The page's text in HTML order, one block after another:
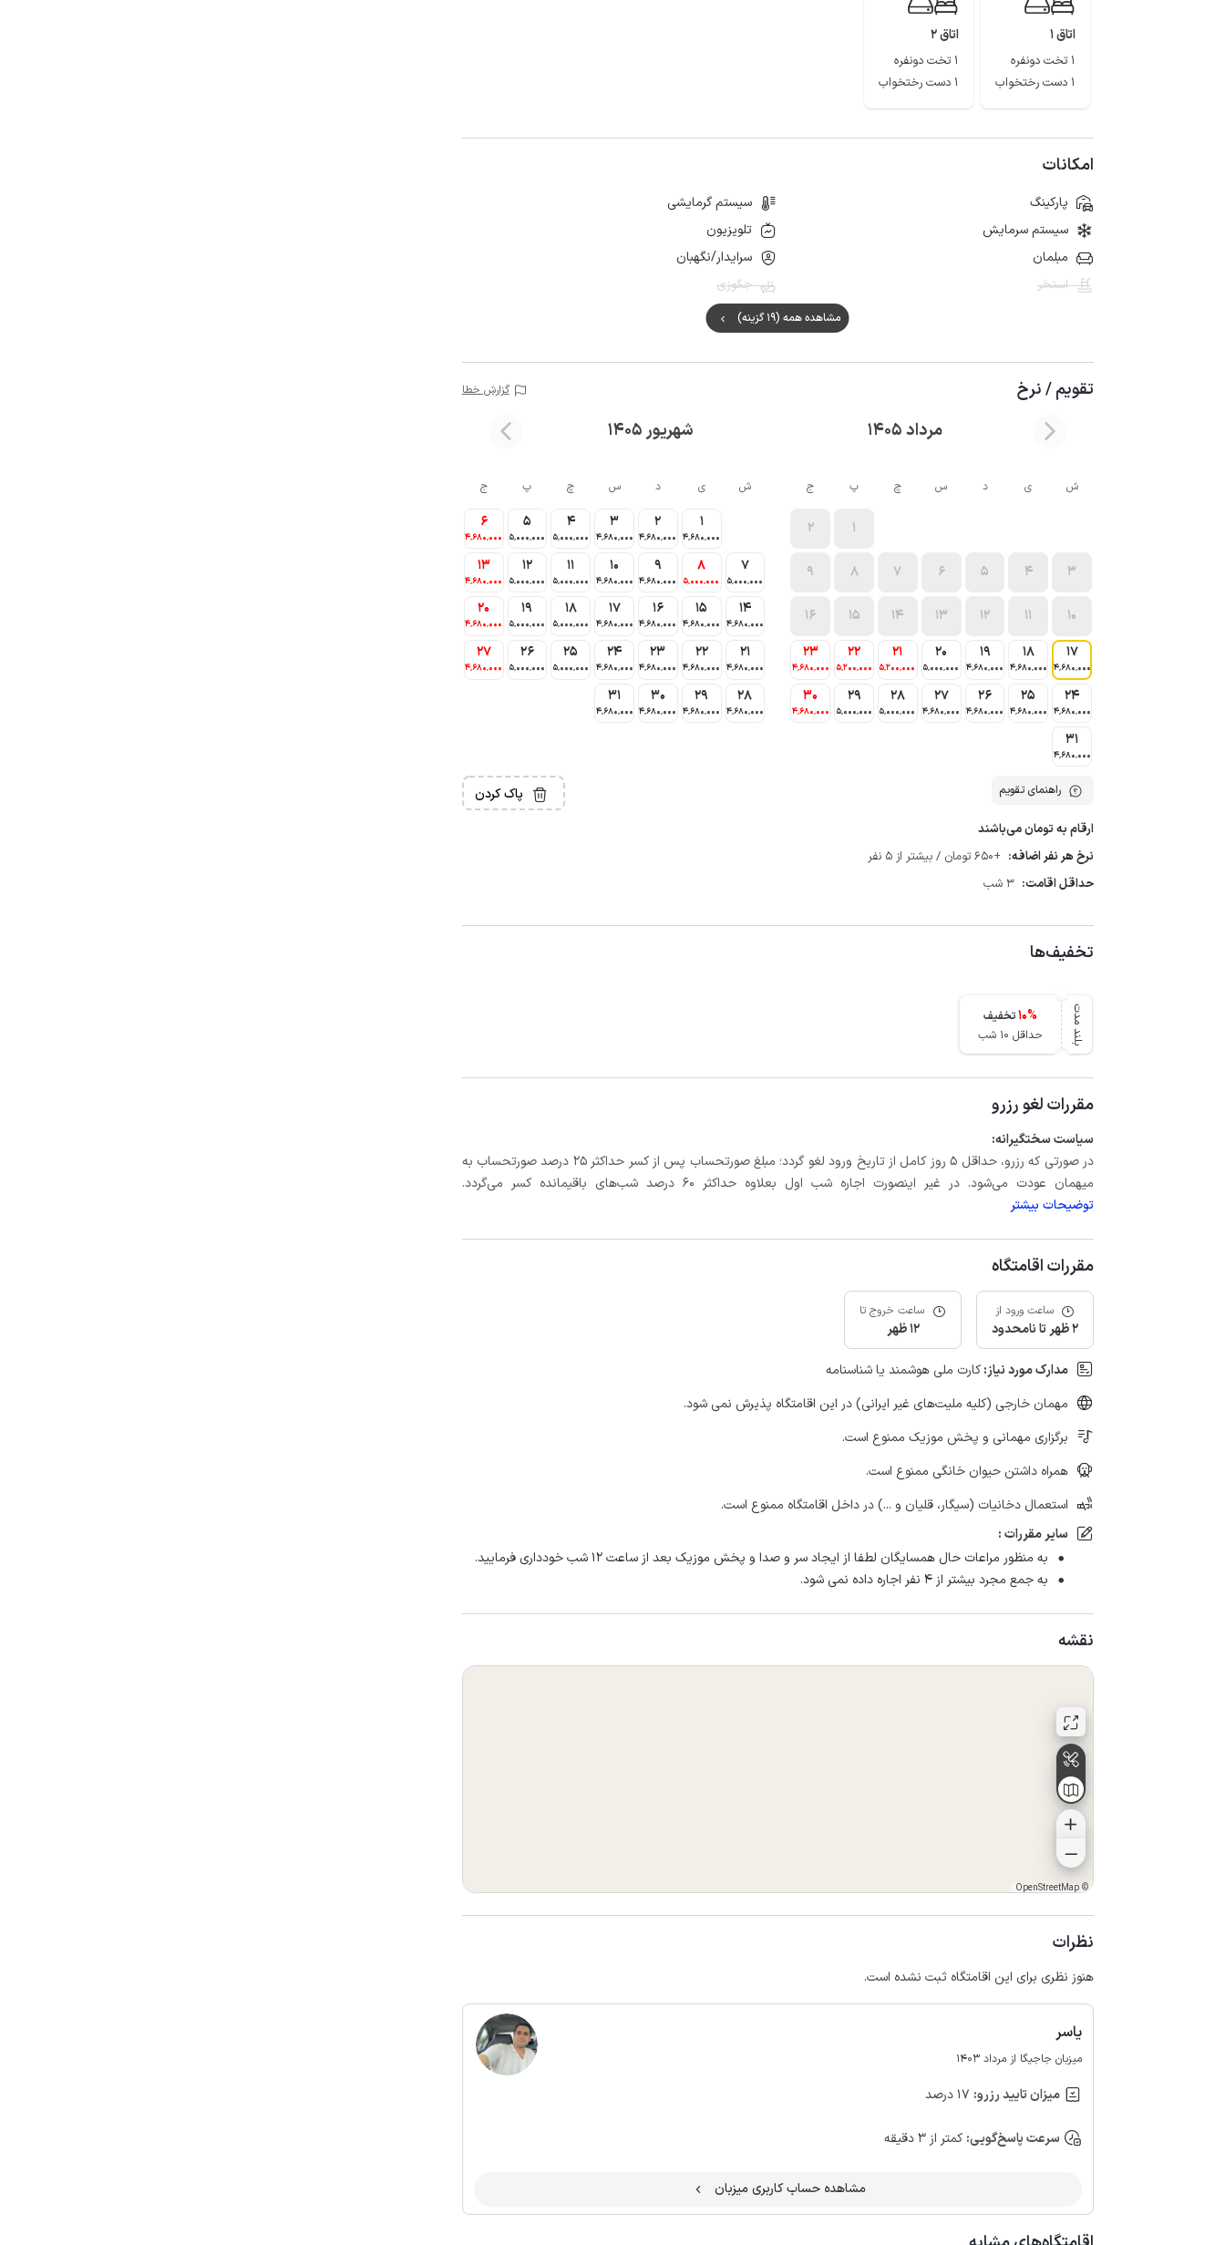
اتاق 1
1 تخت دونفره
1 دست رختخواب
اتاق 2
1 تخت دونفره
1 دست رختخواب
امکانات
پارکینگ
سیستم گرمایشی
سیستم سرمایش
تلویزیون
مبلمان
سرایدار/نگهبان
استخر
جکوزی
مشاهده همه (19 گزینه)
تقویم / نرخ گزارش خطا
مرداد 1405 شهریور 1405
ش ی د س چ پ ج
1
2
3
4
5
6
7
8
9
10
11
12
13
14
15
16
17
4٬680٬000
18
4٬680٬000
19
4٬680٬000
20
5٬000٬000
21
5٬200٬000
22
5٬200٬000
23
4٬680٬000
24
4٬680٬000
25
4٬680٬000
26
4٬680٬000
27
4٬680٬000
28
5٬000٬000
29
5٬000٬000
30
4٬680٬000
31
4٬680٬000
ش ی د س چ پ ج
1
4٬680٬000
2
4٬680٬000
3
4٬680٬000
4
5٬000٬000
5
5٬000٬000
6
4٬680٬000
7
5٬000٬000
8
5٬000٬000
9
4٬680٬000
10
4٬680٬000
11
5٬000٬000
12
5٬000٬000
13
4٬680٬000
14
4٬680٬000
15
4٬680٬000
16
4٬680٬000
17
4٬680٬000
18
5٬000٬000
19
5٬000٬000
20
4٬680٬000
21
4٬680٬000
22
4٬680٬000
23
4٬680٬000
24
4٬680٬000
25
5٬000٬000
26
5٬000٬000
27
4٬680٬000
28
4٬680٬000
29
4٬680٬000
30
4٬680٬000
31
4٬680٬000
راهنمای تقویم پاک کردن
ارقام به تومان می‌باشند
نرخ هر نفر اضافه: +650 تومان / بیشتر از 5 نفر
حداقل اقامت: 3 شب
تخفیف‌ها
بلند مدت 10%
تخفیف
حداقل 10 شب
مقررات لغو رزرو
سیاست سختگیرانه:
در صورتی که رزرو، حداقل 5 روز کامل از تاریخ ورود لغو گردد؛ مبلغ صورتحساب پس از کسر حداکثر 25 درصد صورتحساب به
میهمان عودت می‌شود. در غیر اینصورت اجاره شب اول بعلاوه حداکثر 60 درصد شب‌های باقیمانده کسر می‌گردد.
توضیحات بیشتر
مقررات اقامتگاه
ساعت ورود از
2 ظهر تا نامحدود
ساعت خروج تا
12 ظهر
مدارک مورد نیاز:کارت ملی هوشمند یا شناسنامه
مهمان خارجی (کلیه ملیت‌های غیر ایرانی) در این اقامتگاه پذیرش نمی شود.
برگزاری مهمانی و پخش موزیک ممنوع است.
همراه داشتن حیوان خانگی ممنوع است.
استعمال دخانیات (سیگار، قلیان و ...) در داخل اقامتگاه ممنوع است.
سایر مقررات :
به منظور مراعات حال همسایگان لطفا از ایجاد سر و صدا و پخش موزیک بعد از ساعت ۱۲ شب خودداری فرمایید.
به جمع مجرد بیشتر از ۴ نفر اجاره داده نمی شود.
نقشه
©
OpenStreetMap
نظرات
هنوز نظری برای این اقامتگاه ثبت نشده است.
یاسر
میزبان جاجیگا از مرداد 1403
میزان تایید رزرو: 17 درصد
سرعت پاسخ‌گویی: کمتر از 3 دقیقه
مشاهده حساب کاربری میزبان